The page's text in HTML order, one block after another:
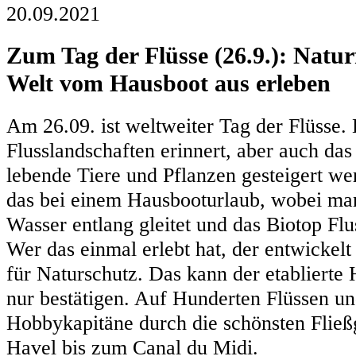
20.09.2021
Zum Tag der Flüsse (26.9.):
Welt vom Hausboot aus erleben
Am 26.09. ist weltweiter Tag der
Flusslandschaften erinnert, aber auch
lebende Tiere und Pflanzen gesteigert
das bei einem Hausbooturlaub, wobei
Wasser entlang gleitet und das Biotop
Wer das einmal erlebt hat, der
für Naturschutz. Das kann der etablierte
nur bestätigen. Auf Hunderten Flüssen
Hobbykapitäne durch die schönsten
Havel bis zum Canal du Midi.